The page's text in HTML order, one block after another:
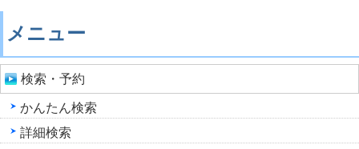
メニュー
検索・予約
かんたん検索
詳細検索